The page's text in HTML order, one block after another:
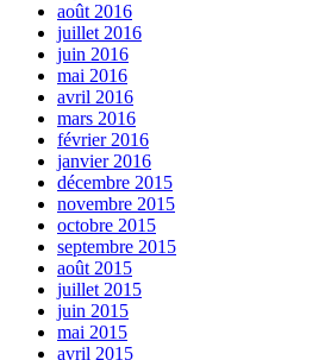
août 2016
juillet 2016
juin 2016
mai 2016
avril 2016
mars 2016
février 2016
janvier 2016
décembre 2015
novembre 2015
octobre 2015
septembre 2015
août 2015
juillet 2015
juin 2015
mai 2015
avril 2015